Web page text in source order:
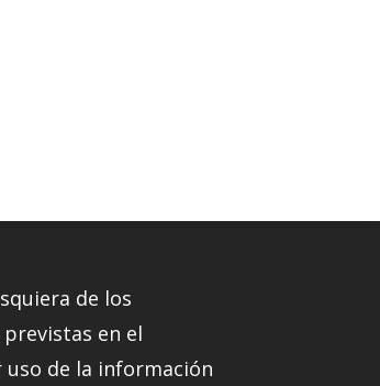
de los
en el
uso de la información